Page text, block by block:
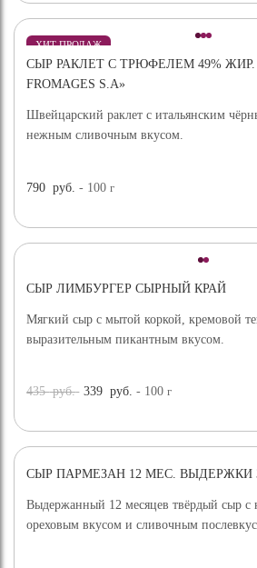
ХИТ ПРОДАЖ
ВЫБОР ЭКСПЕРТА
СЫР РАКЛЕТ С ТРЮФЕЛЕМ 49% ЖИР.
FROMAGES S.A»
Швейцарский раклет с итальянским
нежным сливочным вкусом.
790 руб. - 100г
СЫР ЛИМБУРГЕР СЫРНЫЙ КРАЙ
Мягкий сыр с мытой коркой, кремовой
выразительным пикантным вкусом.
435руб. 339 руб. - 100г
ХИТ ПРОДАЖ
СЫР ПАРМЕЗАН 12 МЕС. ВЫДЕРЖКИ
Выдержанный 12 месяцев твёрдый сыр
ореховым вкусом и сливочным